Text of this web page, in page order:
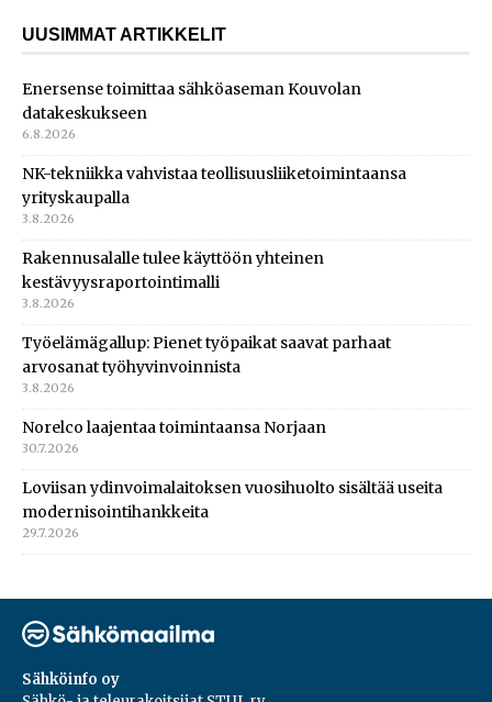
UUSIMMAT ARTIKKELIT
Enersense toimittaa sähköaseman Kouvolan
datakeskukseen
6.8.2026
NK-tekniikka vahvistaa teollisuusliiketoimintaansa
yrityskaupalla
3.8.2026
Rakennusalalle tulee käyttöön yhteinen
kestävyysraportointimalli
3.8.2026
Työelämägallup: Pienet työpaikat saavat parhaat
arvosanat työhyvinvoinnista
3.8.2026
Norelco laajentaa toimintaansa Norjaan
30.7.2026
Loviisan ydinvoimalaitoksen vuosihuolto sisältää useita
modernisointihankkeita
29.7.2026
Sähköinfo oy